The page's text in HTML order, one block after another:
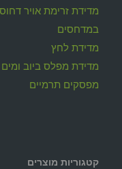
מדידת זרימת אויר
במדחסים
מדידת לחץ
מדידת מפלס ביוב ומים
מפסקים תרמיים
קטגוריות מוצרים